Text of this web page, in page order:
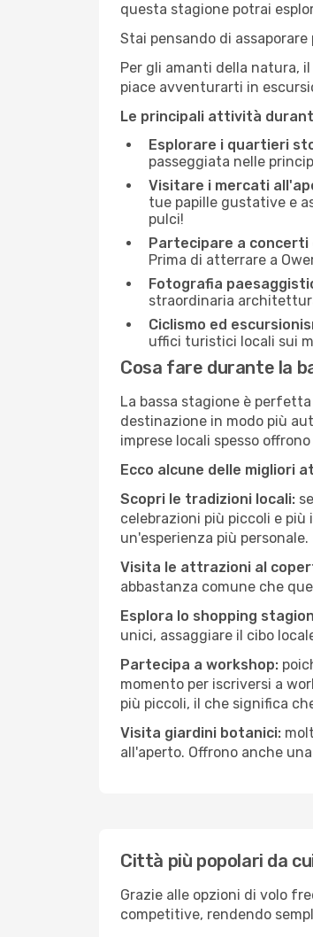
questa stagione potrai
Stai pensando di
Per gli amanti della natura,
piace avventurarti in
Le principali attività
Esplorare i quartieri
passeggiata nelle
Visitare i mercati
tue papille gustative e
pulci!
Partecipare a
Prima di atterrare a
Fotografia
straordinaria
Ciclismo ed
uffici turistici locali sui
Cosa fare durante la
La bassa stagione è
destinazione in modo più
imprese locali spesso
Ecco alcune delle migliori
Scopri le tradizioni locali:
celebrazioni più piccoli e
un'esperienza più personale.
Visita le attrazioni al
abbastanza comune che
Esplora lo shopping
unici, assaggiare il cibo
Partecipa a workshop:
momento per iscriversi a
più piccoli, il che significa
Visita giardini botanici:
all'aperto. Offrono anche
Città più popolari da
Grazie alle opzioni di volo
competitive, rendendo